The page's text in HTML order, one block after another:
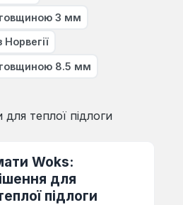
товщиною 3 мм
Норвегії
товщиною 8.5 мм
Woks:
для
підлоги